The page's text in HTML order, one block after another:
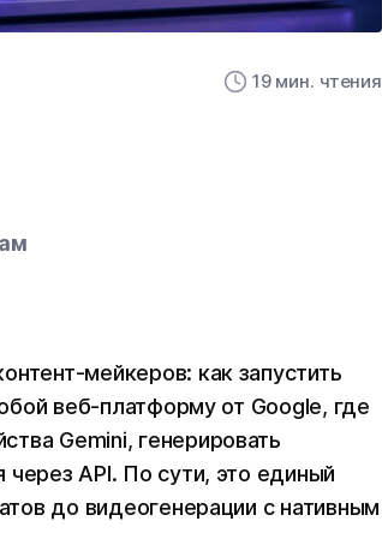
19 мин. чтения
мейкеров: как запустить
веб-платформу от Google, где
Gemini, генерировать
API. По сути, это единый
до видеогенерации с нативным